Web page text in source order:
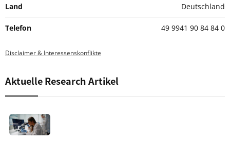
Land Deutschland
Telefon 49 9941 90 84 84 0
Disclaimer & Interessenskonflikte
Aktuelle Research Artikel